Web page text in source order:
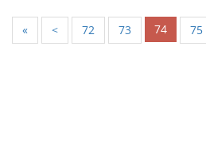
« < 72 73 74 75